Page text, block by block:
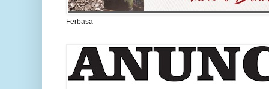
Ferbasa